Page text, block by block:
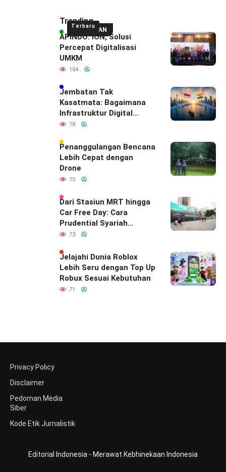
UNGGULAN
Terbaru
Trending
APINDO: ION, Solusi
Percepat Digitalisasi
UMKM
104
Jembatan Tak
Kasatmata: Bagaimana
Infrastruktur Digital
Diam-Diam
Hubungan Indonesia–
India
78
Penanggulangan Bencana
Lebih Cepat dengan
Drone
75
Dari Stasiun MRT hingga
Car Free Day: Cara
Prudential Syariah
Merayakan yang Nomor
Indonesia
73
Jelajahi Dunia Roblox
Lebih Seru dengan Top Up
Robux Sesuai Kebutuhan
71
Privacy Policy
Disclaimer
Pedoman Media
Siber
Kode Etik Jurnalistik
Editorial Indonesia - Merawat Kebhinekaan Indonesia